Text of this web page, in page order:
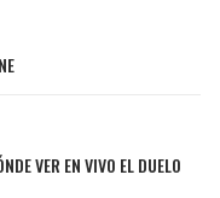
VER EN VIVO EL DUELO